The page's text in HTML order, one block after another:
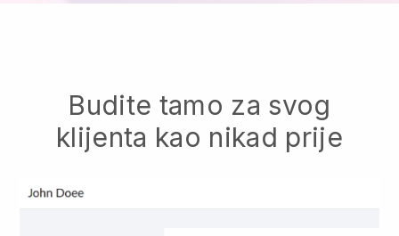
Budite tamo za svog
klijenta kao nikad prije